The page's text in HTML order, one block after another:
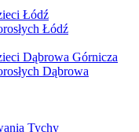
Łódź
Łódź
Dąbrowa Górnicza
Dąbrowa
Tychy